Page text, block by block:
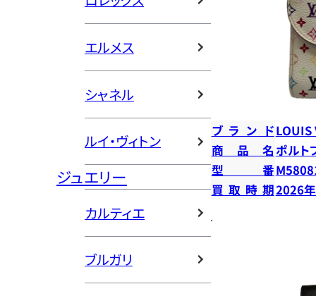
エルメス
シャネル
ルイ・ヴィトン
ジュエリー
カルティエ
ブルガリ
ブランドLOUIS
商品名ポルト
型番
買取時期2026